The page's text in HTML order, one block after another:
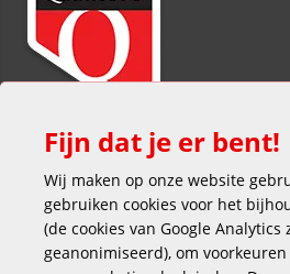
Fijn dat je er bent!
Wij maken op onze website
gebruiken cookies voor het
(de cookies van Google
geanonimiseerd), om